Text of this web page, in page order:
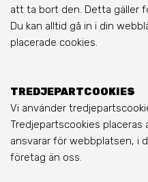
att ta bort den. Detta gäller
Du kan alltid gå in i din
placerade cookies.
TREDJEPARTCOOKIES
Vi använder
Tredjepartscookies placeras
ansvarar för webbplatsen, i
företag än oss.